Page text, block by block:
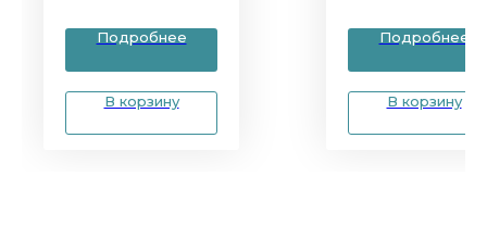
Подробнее
В корзину
Подробнее
В корзину